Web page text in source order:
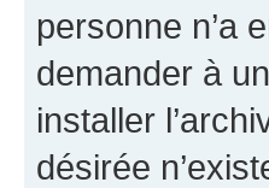
personne n’a
demander à
installer
désirée